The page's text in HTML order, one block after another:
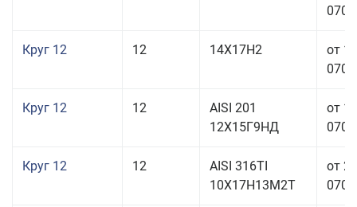
Круг 12 12 14Х17Н2
от
Круг 12 12
AISI 201
12Х15Г9НД
от
Круг 12 12
AISI 316TI
10Х17Н13М2Т
от